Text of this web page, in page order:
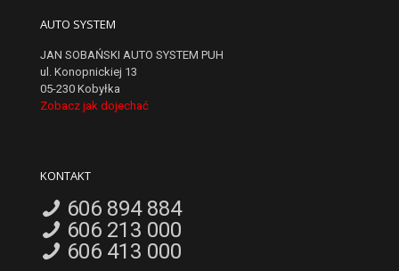
AUTO SYSTEM
JAN SOBAŃSKI AUTO SYSTEM PUH
ul. Konopnickiej 13
05-230 Kobyłka
Zobacz jak dojechać
KONTAKT
606 894 884
606 213 000
606 413 000